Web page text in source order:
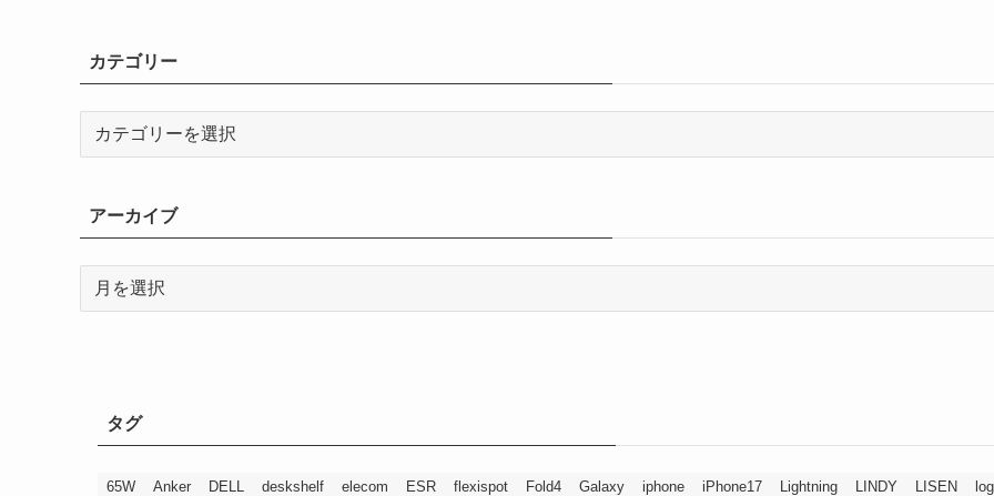
カテゴリー
リ
ー
アーカイブ
タグ
65W Anker DELL deskshelf elecom ESR flexispot Fold4 Galaxy iphone iPhone17 Lightning LINDY LISEN